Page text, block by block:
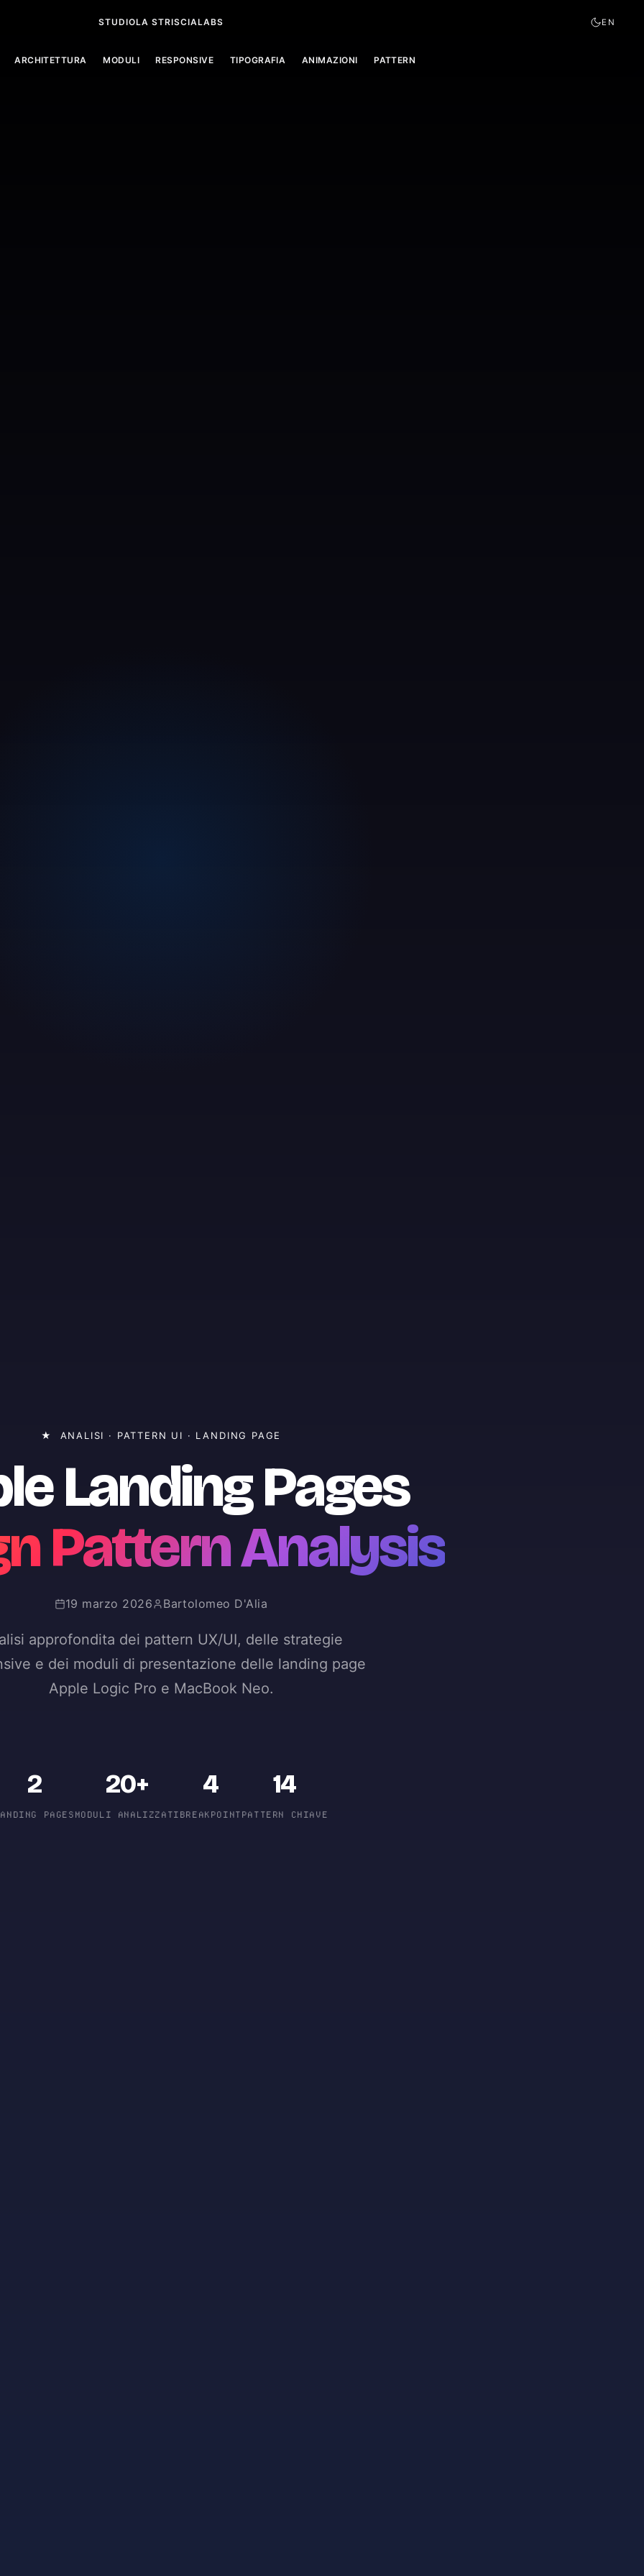
STUDIOLA STRISCIALABS EN
ARCHITETTURA MODULI RESPONSIVE TIPOGRAFIA ANIMAZIONI PATTERN
★ ANALISI · PATTERN UI · LANDING PAGE
Landing Pages
Pattern Analysis
19 marzo 2026 Bartolomeo D'Alia
approfondita dei pattern UX/UI, delle strategie
e dei moduli di presentazione delle landing page
Apple Logic Pro e MacBook Neo.
2
PAGES
20+
MODULI ANALIZZATI
4
BREAKPOINT
14
PATTERN CHIAVE